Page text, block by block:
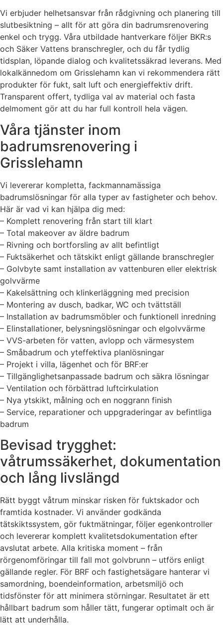
Vi erbjuder helhetsansvar från rådgivning och planering till
slutbesiktning – allt för att göra din badrumsrenovering
enkel och trygg. Våra utbildade hantverkare följer BKR:s
och Säker Vattens branschregler, och du får tydlig
tidsplan, löpande dialog och kvalitetssäkrad leverans. Med
lokalkännedom om Grisslehamn kan vi rekommendera rätt
produkter för fukt, salt luft och energieffektiv drift.
Transparent offert, tydliga val av material och fasta
delmoment gör att du har full kontroll hela vägen.
Våra tjänster inom
badrumsrenovering i
Grisslehamn
Vi levererar kompletta, fackmannamässiga
badrumslösningar för alla typer av fastigheter och behov.
Här är vad vi kan hjälpa dig med:
– Komplett renovering från start till klart
– Total makeover av äldre badrum
– Rivning och bortforsling av allt befintligt
– Fuktsäkerhet och tätskikt enligt gällande branschregler
– Golvbyte samt installation av vattenburen eller elektrisk
golvvärme
– Kakelsättning och klinkerläggning med precision
– Montering av dusch, badkar, WC och tvättställ
– Installation av badrumsmöbler och funktionell inredning
– Elinstallationer, belysningslösningar och elgolvvärme
– VVS-arbeten för vatten, avlopp och värmesystem
– Småbadrum och yteffektiva planlösningar
– Projekt i villa, lägenhet och för BRF:er
– Tillgänglighetsanpassade badrum och säkra lösningar
– Ventilation och förbättrad luftcirkulation
– Nya ytskikt, målning och en noggrann finish
– Service, reparationer och uppgraderingar av befintliga
badrum
Bevisad trygghet:
våtrumssäkerhet, dokumentation
och lång livslängd
Rätt byggt våtrum minskar risken för fuktskador och
framtida kostnader. Vi använder godkända
tätskiktssystem, gör fuktmätningar, följer egenkontroller
och levererar komplett kvalitetsdokumentation efter
avslutat arbete. Alla kritiska moment – från
rörgenomföringar till fall mot golvbrunn – utförs enligt
gällande regler. För BRF och fastighetsägare hanterar vi
samordning, boendeinformation, arbetsmiljö och
tidsfönster för att minimera störningar. Resultatet är ett
hållbart badrum som håller tätt, fungerar optimalt och är
lätt att underhålla.